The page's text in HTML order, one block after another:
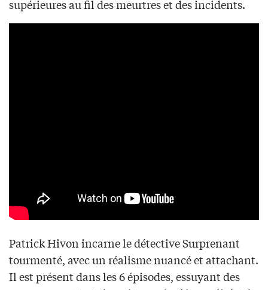
supérieures au fil des meurtres et des incidents.
Patrick Hivon incarne le détective Surprenant
tourmenté, avec un réalisme nuancé et attachant.
Il est présent dans les 6 épisodes, essuyant des